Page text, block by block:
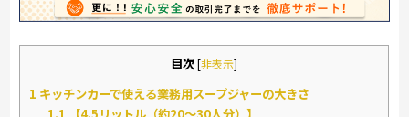
目次[非表示]
1 キッチンカーで使える業務用スープジャーの大きさ